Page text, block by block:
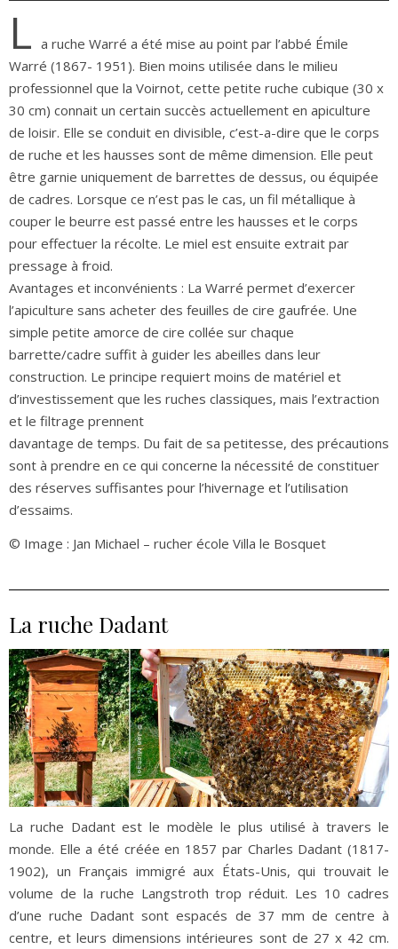
L a ruche Warré a été mise au point par l’abbé Émile
Warré (1867- 1951). Bien moins utilisée dans le milieu
professionnel que la Voirnot, cette petite ruche cubique (30 x
30 cm) connait un certain succès actuellement en apiculture
de loisir. Elle se conduit en divisible, c’est-a-dire que le corps
de ruche et les hausses sont de même dimension. Elle peut
être garnie uniquement de barrettes de dessus, ou équipée
de cadres. Lorsque ce n’est pas le cas, un fil métallique à
couper le beurre est passé entre les hausses et le corps
pour effectuer la récolte. Le miel est ensuite extrait par
pressage à froid.
Avantages et inconvénients : La Warré permet d’exercer
l’apiculture sans acheter des feuilles de cire gaufrée. Une
simple petite amorce de cire collée sur chaque
barrette/cadre suffit à guider les abeilles dans leur
construction. Le principe requiert moins de matériel et
d’investissement que les ruches classiques, mais l’extraction
et le filtrage prennent
davantage de temps. Du fait de sa petitesse, des précautions
sont à prendre en ce qui concerne la nécessité de constituer
des réserves suffisantes pour l’hivernage et l’utilisation
d’essaims.
© Image : Jan Michael – rucher école Villa le Bosquet
La ruche Dadant
La ruche Dadant est le modèle le plus utilisé à travers le
monde. Elle a été créée en 1857 par Charles Dadant (1817-
1902), un Français immigré aux États-Unis, qui trouvait le
volume de la ruche Langstroth trop réduit. Les 10 cadres
d’une ruche Dadant sont espacés de 37 mm de centre à
centre, et leurs dimensions intérieures sont de 27 x 42 cm.